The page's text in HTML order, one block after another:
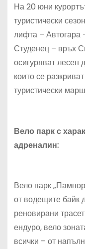
На 20 юни
туристически
лифта –
Студенец – връх
осигуряват лесен
които се
туристически
Вело парк с
адреналин:
Вело парк
от водещите байк
реновирани
ендуро, вело
всички – от